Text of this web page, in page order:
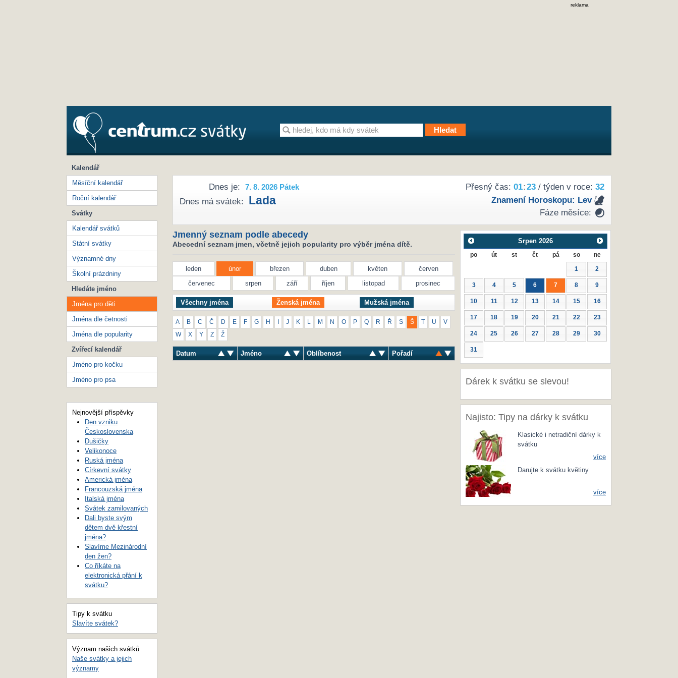
reklama
Přesný čas: 01:23/ týden v roce: 32
Znamení Horoskopu: Lev
Fáze měsíce:
Dnes je: 7. 8. 2026 Pátek
Dnes má svátek: Lada
Jmenný seznam podle abecedy
Abecední seznam jmen, včetně jejich popularity pro výběr jména dítě.
leden únor březen duben květen
červen
červenec
srpen září říjen listopad prosinec
Všechny jména Ženská jména Mužská jména
A B C Č D E F G H J K M N O P Q R Ř S Š U V
W X Y Z Ž
Datum Jméno Oblíbenost Pořadí
Srpen 2026
po út st čt pá so ne
1 2
3 4 5 6 7 8 9
10 11 12 13 14 15 16
17 18 19 20 21 22 23
24 25 26 27 28 29 30
31
Dárek k svátku se slevou!
Najisto: Tipy na dárky k svátku
Klasické i netradiční dárky k
svátku
více
Darujte k svátku květiny
více
Kalendář
Měsíční kalendář
Roční kalendář
Svátky
Kalendář svátků
Státní svátky
Významné dny
Školní prázdniny
Hledáte jméno
Jména pro děti
Jména dle četnosti
Jména dle popularity
Zvířecí kalendář
Jméno pro kočku
Jméno pro psa
Nejnovější příspěvky
Den vzniku
Československa
Dušičky
Velikonoce
Ruská jména
Církevní svátky
Americká jména
Francouzská jména
Italská jména
Svátek zamilovaných
Dali byste svým
dětem dvě křestní
jména?
Slavíme Mezinárodní
den žen?
Co říkáte na
elektronická přání k
svátku?
Tipy k svátku
Slavíte svátek?
Význam našich svátků
Naše svátky a jejich
významy